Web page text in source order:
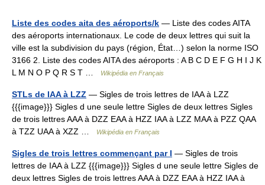
Liste des codes aita des aéroports/k — Liste des codes AITA
des aéroports internationaux. Le code de deux lettres qui suit la
ville est la subdivision du pays (région, État…) selon la norme ISO
3166 2. Liste des codes AITA des aéroports : A B C D E F G H I J K
L M N O P Q R S T …
Wikipédia en Français
STLs de IAA à LZZ — Sigles de trois lettres de IAA à LZZ
{{{image}}} Sigles d une seule lettre Sigles de deux lettres Sigles
de trois lettres AAA à DZZ EAA à HZZ IAA à LZZ MAA à PZZ QAA
à TZZ UAA à XZZ …
Wikipédia en Français
Sigles de trois lettres commençant par I — Sigles de trois
lettres de IAA à LZZ {{{image}}} Sigles d une seule lettre Sigles de
deux lettres Sigles de trois lettres AAA à DZZ EAA à HZZ IAA à